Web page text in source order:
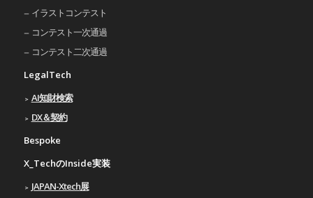
イラストコンテスト
コンテスト一次通過
コンテスト二次通過
LegalTech
AI知財検索
DX＆契約
Bespoke
X_TechのInside実装
JAPAN-Xtech展